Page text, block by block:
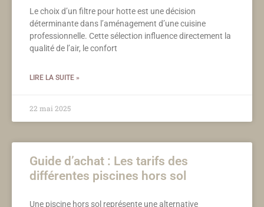
Le choix d’un filtre pour hotte est une décision
déterminante dans l’aménagement d’une cuisine
professionnelle. Cette sélection influence directement la
qualité de l’air, le confort
LIRE LA SUITE »
22 mai 2025
Guide d’achat : Les tarifs des
différentes piscines hors sol
Une piscine hors sol représente une alternative